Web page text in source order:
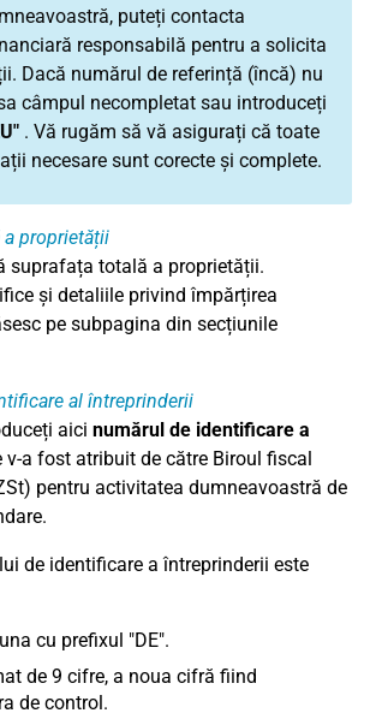
puteți contacta
responsabilă pentru a solicita
Dacă numărul de referință (încă) nu
câmpul necompletat sau introduceți
. Vă rugăm să vă asigurați că toate
necesare sunt corecte și complete.
a proprietății
suprafața totală a proprietății.
și detaliile privind împărțirea
pe subpagina din secțiunile
al întreprinderii
aici numărul de identificare a
v-a fost atribuit de către Biroul fiscal
pentru activitatea dumneavoastră de
de identificare a întreprinderii este
cu prefixul "DE".
de 9 cifre, a noua cifră fiind
de control.